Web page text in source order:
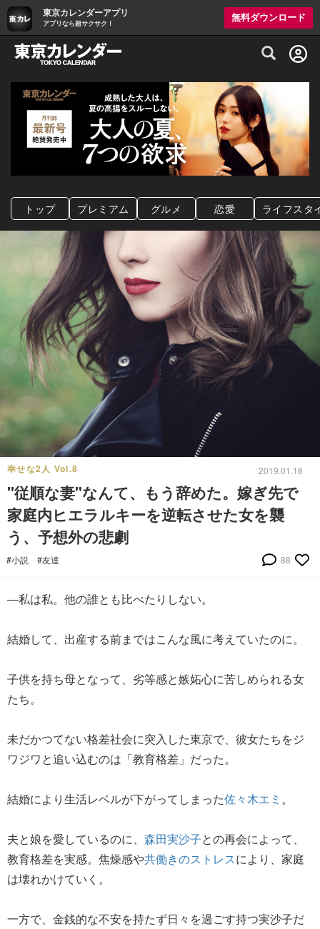
東京カレンダーアプリ
アプリなら超サクサク！
無料ダウンロード
グルメ情報・プレミアムレストラン予約
トップ プレミアム グルメ 恋愛 ライフスタ
幸せな2人 Vol.8 2019.01.18
"従順な妻"なんて、もう辞めた。嫁ぎ先で
家庭内ヒエラルキーを逆転させた女を襲
う、予想外の悲劇
#小説 #友達 88
―私は私。他の誰とも比べたりしない。
結婚して、出産する前まではこんな風に考えていたのに。
子供を持ち母となって、劣等感と嫉妬心に苦しめられる女
たち。
未だかつてない格差社会に突入した東京で、彼女たちをジ
ワジワと追い込むのは「教育格差」だった。
結婚により生活レベルが下がってしまった佐々木エミ 。
夫と娘を愛しているのに、 森田実沙子との再会によって、
教育格差を実感。焦燥感や共働きのストレスにより、家庭
は壊れかけていく。
一方で、金銭的な不安を持たず日々を過ごす持つ実沙子だ